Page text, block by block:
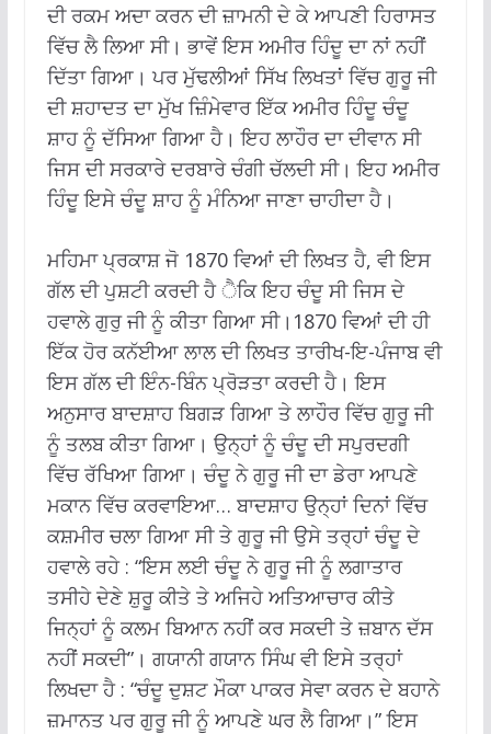
ਦੀ ਰਕਮ ਅਦਾ ਕਰਨ ਦੀ ਜ਼ਾਮਨੀ ਦੇ ਕੇ ਆਪਣੀ ਹਿਰਾਸਤ
ਵਿੱਚ ਲੈ ਲਿਆ ਸੀ। ਭਾਵੇਂ ਇਸ ਅਮੀਰ ਹਿੰਦੂ ਦਾ ਨਾਂ ਨਹੀਂ
ਦਿੱਤਾ ਗਿਆ। ਪਰ ਮੁੱਢਲੀਆਂ ਸਿੱਖ ਲਿਖਤਾਂ ਵਿੱਚ ਗੁਰੂ ਜੀ
ਦੀ ਸ਼ਹਾਦਤ ਦਾ ਮੁੱਖ ਜ਼ਿੰਮੇਵਾਰ ਇੱਕ ਅਮੀਰ ਹਿੰਦੂ ਚੰਦੂ
ਸ਼ਾਹ ਨੂੰ ਦੱਸਿਆ ਗਿਆ ਹੈ। ਇਹ ਲਾਹੌਰ ਦਾ ਦੀਵਾਨ ਸੀ
ਜਿਸ ਦੀ ਸਰਕਾਰੇ ਦਰਬਾਰੇ ਚੰਗੀ ਚੱਲਦੀ ਸੀ। ਇਹ ਅਮੀਰ
ਹਿੰਦੂ ਇਸੇ ਚੰਦੂ ਸ਼ਾਹ ਨੂੰ ਮੰਨਿਆ ਜਾਣਾ ਚਾਹੀਦਾ ਹੈ।
ਮਹਿਮਾ ਪ੍ਰਕਾਸ਼ ਜੋ 1870 ਵਿਆਂ ਦੀ ਲਿਖਤ ਹੈ, ਵੀ ਇਸ
ਗੱਲ ਦੀ ਪੁਸ਼ਟੀ ਕਰਦੀ ਹੈ ੈਕਿ ਇਹ ਚੰਦੂ ਸੀ ਜਿਸ ਦੇ
ਹਵਾਲੇ ਗੁਰੁ ਜੀ ਨੂੰ ਕੀਤਾ ਗਿਆ ਸੀ।1870 ਵਿਆਂ ਦੀ ਹੀ
ਇੱਕ ਹੋਰ ਕਨੱਈਆ ਲਾਲ ਦੀ ਲਿਖਤ ਤਾਰੀਖ-ਇ-ਪੰਜਾਬ ਵੀ
ਇਸ ਗੱਲ ਦੀ ਇੰਨ-ਬਿੰਨ ਪ੍ਰੋੜਤਾ ਕਰਦੀ ਹੈ। ਇਸ
ਅਨੁਸਾਰ ਬਾਦਸ਼ਾਹ ਬਿਗੜ ਗਿਆ ਤੇ ਲਾਹੌਰ ਵਿੱਚ ਗੁਰੂ ਜੀ
ਨੂੰ ਤਲਬ ਕੀਤਾ ਗਿਆ। ਉਨ੍ਹਾਂ ਨੂੰ ਚੰਦੂ ਦੀ ਸਪੁਰਦਗੀ
ਵਿੱਚ ਰੱਖਿਆ ਗਿਆ। ਚੰਦੂ ਨੇ ਗੁਰੂ ਜੀ ਦਾ ਡੇਰਾ ਆਪਣੇ
ਮਕਾਨ ਵਿੱਚ ਕਰਵਾਇਆ… ਬਾਦਸ਼ਾਹ ਉਨ੍ਹਾਂ ਦਿਨਾਂ ਵਿੱਚ
ਕਸ਼ਮੀਰ ਚਲਾ ਗਿਆ ਸੀ ਤੇ ਗੁਰੂ ਜੀ ਉਸੇ ਤਰ੍ਹਾਂ ਚੰਦੂ ਦੇ
ਹਵਾਲੇ ਰਹੇ : “ਇਸ ਲਈ ਚੰਦੂ ਨੇ ਗੁਰੂ ਜੀ ਨੂੰ ਲਗਾਤਾਰ
ਤਸੀਹੇ ਦੇਣੇ ਸ਼ੁਰੂ ਕੀਤੇ ਤੇ ਅਜਿਹੇ ਅਤਿਆਚਾਰ ਕੀਤੇ
ਜਿਨ੍ਹਾਂ ਨੂੰ ਕਲਮ ਬਿਆਨ ਨਹੀਂ ਕਰ ਸਕਦੀ ਤੇ ਜ਼ਬਾਨ ਦੱਸ
ਨਹੀਂ ਸਕਦੀ”। ਗਯਾਨੀ ਗਯਾਨ ਸਿੰਘ ਵੀ ਇਸੇ ਤਰ੍ਹਾਂ
ਲਿਖਦਾ ਹੈ : “ਚੰਦੂ ਦੁਸ਼ਟ ਮੌਕਾ ਪਾਕਰ ਸੇਵਾ ਕਰਨ ਦੇ ਬਹਾਨੇ
ਜ਼ਮਾਨਤ ਪਰ ਗੁਰੂ ਜੀ ਨੂੰ ਆਪਣੇ ਘਰ ਲੈ ਗਿਆ।” ਇਸ